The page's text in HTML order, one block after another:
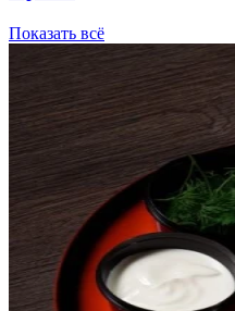
Показать всё